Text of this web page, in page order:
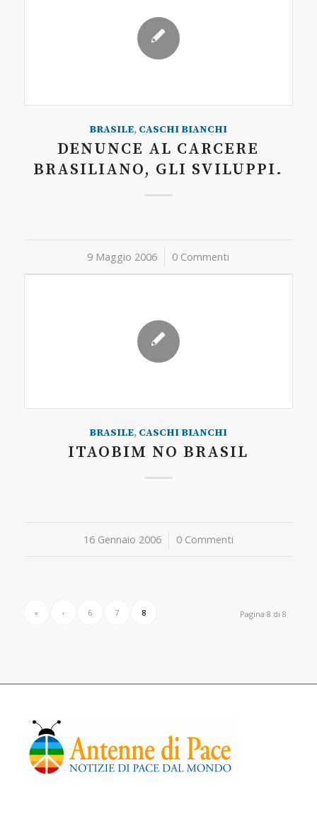
BRASILE, CASCHI BIANCHI
DENUNCE AL CARCERE
BRASILIANO, GLI SVILUPPI.
9 Maggio 2006
/ 0 Commenti
BRASILE, CASCHI BIANCHI
ITAOBIM NO BRASIL
16 Gennaio 2006
/ 0 Commenti
Pagina 8 di 8
« ‹ 6 7 8